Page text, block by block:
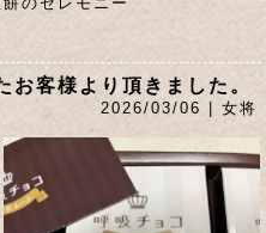
お客様より頂きました。
2026/03/06 | 女将